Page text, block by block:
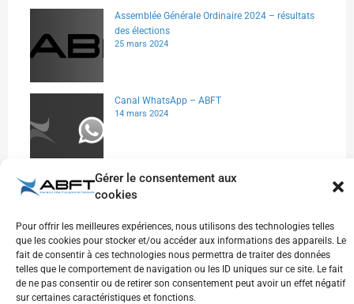
Gérer le consentement aux
cookies
Pour offrir les meilleures expériences, nous utilisons des technologies telles
que les cookies pour stocker et/ou accéder aux informations des appareils. Le
fait de consentir à ces technologies nous permettra de traiter des données
telles que le comportement de navigation ou les ID uniques sur ce site. Le fait
de ne pas consentir ou de retirer son consentement peut avoir un effet négatif
sur certaines caractéristiques et fonctions.
Assemblée Générale Ordinaire 2024 – résultats
des élections
25 mars 2024
Canal WhatsApp – ABFT
14 mars 2024
Inscrivez-vous à notre newsletter pour recevoir
les dernières actualités et mises à jour
directement dans votre boîte de réception.